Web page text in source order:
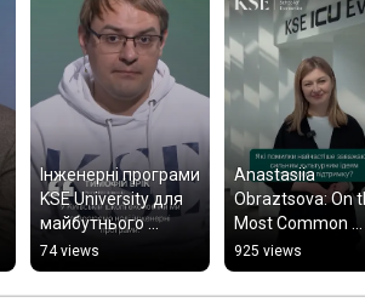
Інженерні програми
KSE University для
майбутнього
України
74 views
Anastasiia
Obraztsova: On
Most Common
Mistakes When
Seeking
925 views